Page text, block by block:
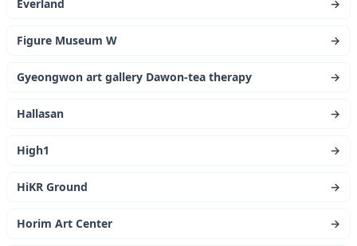
Everland →
Figure Museum W →
Gyeongwon art gallery Dawon-tea therapy →
Hallasan →
High1 →
HiKR Ground →
Horim Art Center →